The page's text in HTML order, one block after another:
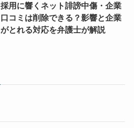
採用に響くネット誹謗中傷・企業
口コミは削除できる？影響と企業
がとれる対応を弁護士が解説